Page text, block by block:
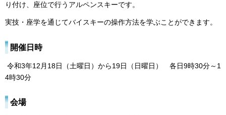
り付け、座位で行うアルペンスキーです。
実技・座学を通じてバイスキーの操作方法を学ぶことができます。
開催日時
令和3年12月18日（土曜日）から19日（日曜日） 各日9時30分～1
4時30分
会場